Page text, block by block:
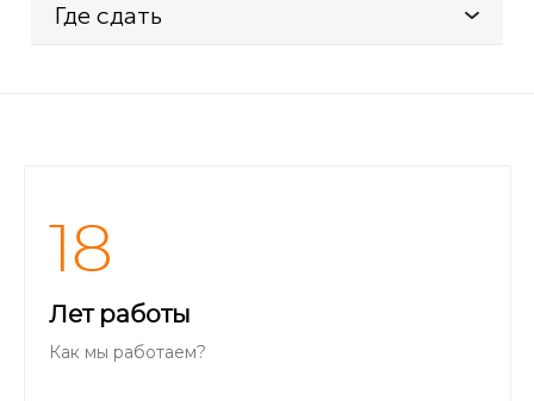
Где сдать
18
Лет работы
Как мы работаем?